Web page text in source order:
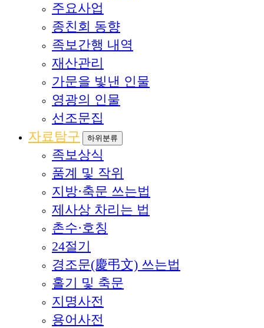
주요사업
종친회 동향
족보간행 내역
재산관리
가문을 빛낸 인물
영광의 인물
선조문집
자료탐구
하위분류
족보상식
품계 및 작위
지방·축문 쓰는법
제사상 차리는 법
촌수·호칭
24절기
경조문(慶弔文) 쓰는법
홀기 및 축문
지명사전
용어사전